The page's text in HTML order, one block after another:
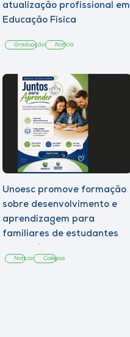
atualização profissional em
Educação Física
Graduação Notícia
Unoesc promove formação
sobre desenvolvimento e
aprendizagem para
familiares de estudantes
Notícia Colégios